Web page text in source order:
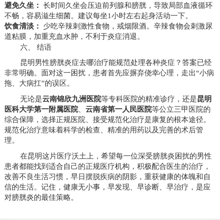
避免久坐： 长时间久坐会压迫前列腺和膀胱，导致局部血液循环
不畅，容易滋生细菌。建议每坐1小时左右起身活动一下。
饮食清淡：
少吃辛辣刺激性食物，戒烟限酒。辛辣食物会刺激尿
道粘膜，加重充血水肿，不利于炎症消退。
六、 结语
昆明男性膀胱炎症去哪治疗能规范处理各种炎症？答案已经
非常明确。面对这一困扰，患者首先应摒弃侥幸心理，走出“小病
拖、大病扛”的误区。
无论是云南锦欣九洲医院等专科医院的精准诊疗，还是昆明
医科大学第一附属医院、 云南省第一人民医院等公立三甲医院的
综合保障，选择正规医院、接受规范化治疗是康复的根本途径。
规范化治疗意味着科学的检查、精准的用药以及完善的术后管
理。
在昆明这片医疗沃土上，希望每一位深受膀胱炎困扰的男性
患者都能找到适合自己的正规医疗机构，积极配合医生的治疗，
改善不良生活习惯，早日摆脱疾病的阴影，重获健康的体魄和自
信的生活。记住，健康无小事，早发现、早诊断、早治疗，是应
对膀胱炎的最佳策略。